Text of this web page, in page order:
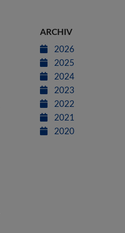
ARCHIV
2026
2025
2024
2023
2022
2021
2020